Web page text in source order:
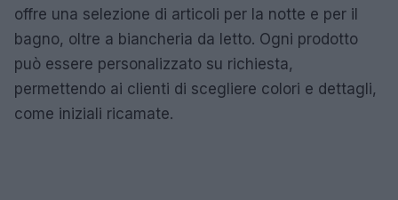
offre una selezione di articoli per la notte e per il
bagno, oltre a biancheria da letto. Ogni prodotto
può essere personalizzato su richiesta,
permettendo ai clienti di scegliere colori e dettagli,
come iniziali ricamate.